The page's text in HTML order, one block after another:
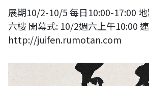
展期10/2-10/5 每日10:00-17:00
六樓 開幕式: 10/2週六上午10:00
http://juifen.rumotan.com